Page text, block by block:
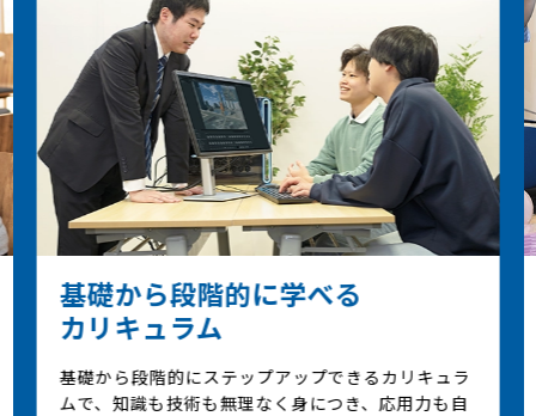
基礎から段階的に学べる
カリキュラム
基礎から段階的にステップアップできるカリキュラ
ムで、知識も技術も無理なく身につき、応用力も自